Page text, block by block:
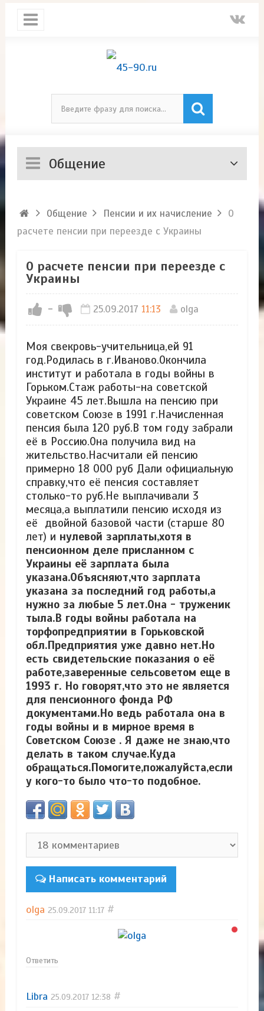
Общение
Общение Пенсии и их начисление
О
расчете пенсии при переезде с Украины
О расчете пенсии при переезде с
Украины
- 25.09.2017 11:13 olga
Моя свекровь-учительница,ей 91
год.Родилась в г.Иваново.Окончила
институт и работала в годы войны в
Горьком.Стаж работы-на советской
Украине 45 лет.Вышла на пенсию при
советском Союзе в 1991 г.Начисленная
пенсия была 120 руб.В том году забрали
её в Россию.Она получила вид на
жительство.Насчитали ей пенсию
примерно 18 000 руб Дали официальную
справку,что её пенсия составляет
столько-то руб.Не выплачивали 3
месяца,а выплатили пенсию исходя из
её двойной базовой части (старше 80
лет) и нулевой зарплаты,хотя в
пенсионном деле присланном с
Украины её зарплата была
указана.Объясняют,что зарплата
указана за последний год работы,а
нужно за любые 5 лет.Она - труженик
тыла.В годы войны работала на
торфопредприятии в Горьковской
обл.Предприятия уже давно нет.Но
есть свидетельские показания о её
работе,заверенные сельсоветом еще в
1993 г. Но говорят,что это не является
для пенсионного фонда РФ
документами.Но ведь работала она в
годы войны и в мирное время в
Советском Союзе . Я даже не знаю,что
делать в таком случае.Куда
обращаться.Помогите,пожалуйста,если
у кого-то было что-то подобное.
Написать комментарий
olga 25.09.2017 11:17 #
Ответить
Libra 25.09.2017 12:38 #